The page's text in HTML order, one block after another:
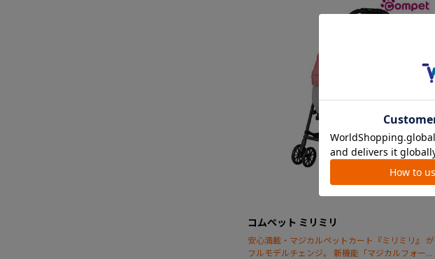
コムペット ミリミリ
安心満載・マジカルペットカート『ミリミリ』 が
フルモデルチェンジ。 新機能「マジカルフォール